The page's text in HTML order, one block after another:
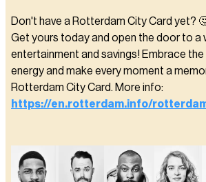
Don't have a Rotterdam City Card yet?
Get yours today and open the door to a
entertainment and savings! Embrace
energy and make every moment a
Rotterdam City Card. More info:
https://en.rotterdam.info/